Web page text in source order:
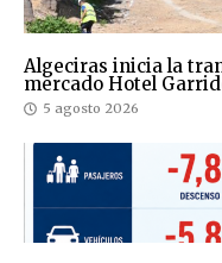
Algeciras inicia la
mercado Hotel
5 agosto 2026